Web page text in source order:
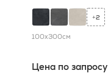
+2
100x300см
Цена по запросу